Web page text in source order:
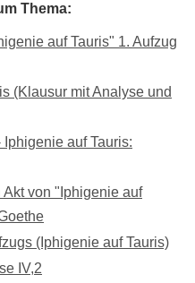
Thema:
auf Tauris" 1. Aufzug
(Klausur mit Analyse und
auf Tauris:
Akt von "Iphigenie auf
(Iphigenie auf Tauris)
IV,2